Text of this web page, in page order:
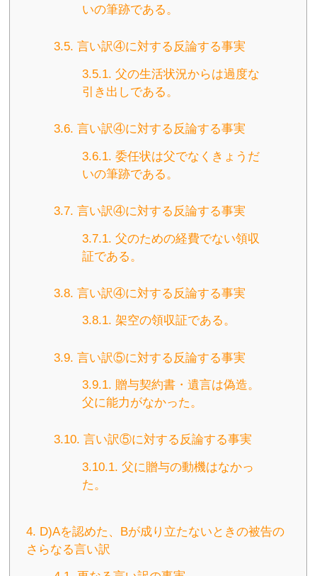
いの筆跡である。
3.5. 言い訳④に対する反論する事実
3.5.1. 父の生活状況からは過度な
引き出しである。
3.6. 言い訳④に対する反論する事実
3.6.1. 委任状は父でなくきょうだ
いの筆跡である。
3.7. 言い訳④に対する反論する事実
3.7.1. 父のための経費でない領収
証である。
3.8. 言い訳④に対する反論する事実
3.8.1. 架空の領収証である。
3.9. 言い訳⑤に対する反論する事実
3.9.1. 贈与契約書・遺言は偽造。
父に能力がなかった。
3.10. 言い訳⑤に対する反論する事実
3.10.1. 父に贈与の動機はなかっ
た。
4. D)Aを認めた、Bが成り立たないときの被告の
さらなる言い訳